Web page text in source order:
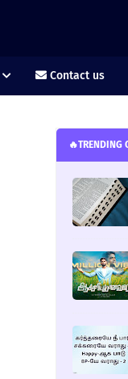
Contact us
🔥TRENDING